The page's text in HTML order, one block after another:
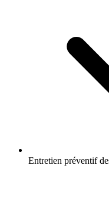
Entretien préventif